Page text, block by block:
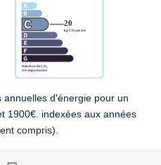
d'énergie pour un
1900€. indexées aux années
compris).